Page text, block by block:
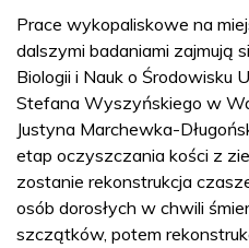
Prace wykopaliskowe na
dalszymi badaniami zajmują
Biologii i Nauk o Środowisku
Stefana Wyszyńskiego w
Justyna Marchewka-
etap oczyszczania kości z
zostanie rekonstrukcja
osób dorosłych w chwili
szczątków, potem